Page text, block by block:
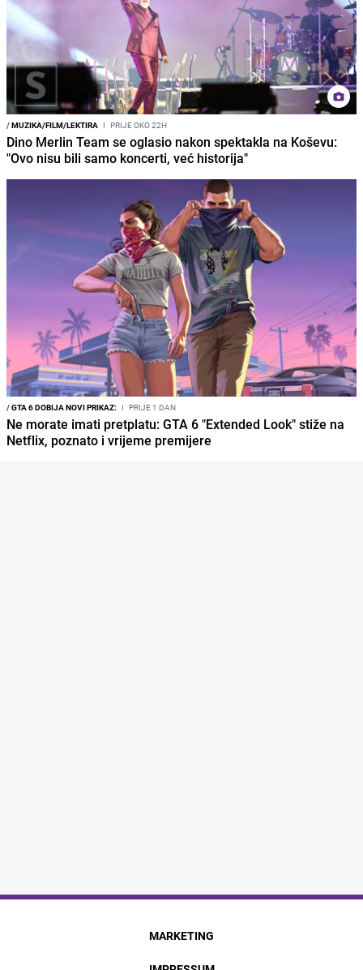
/MUZIKA/FILM/LEKTIRA I PRIJE OKO 22H
Dino Merlin Team se oglasio nakon spektakla na Koševu:
"Ovo nisu bili samo koncerti, već historija"
/GTA 6 DOBIJA NOVI PRIKAZ: I PRIJE 1 DAN
Ne morate imati pretplatu: GTA 6 "Extended Look" stiže na
Netflix, poznato i vrijeme premijere
MARKETING